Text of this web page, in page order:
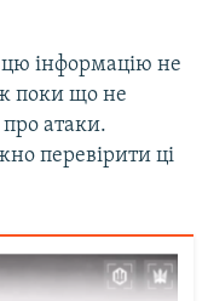
цю інформацію не
поки що не
атаки.
перевірити ці